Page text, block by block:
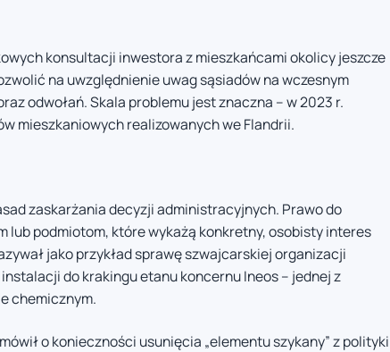
konsultacji inwestora z mieszkańcami okolicy jeszcze
na uwzględnienie uwag sąsiadów na wczesnym
odwołań. Skala problemu jest znaczna – w 2023 r.
mieszkaniowych realizowanych we Flandrii.
zaskarżania decyzji administracyjnych. Prawo do
lub podmiotom, które wykażą konkretny, osobisty interes
jako przykład sprawę szwajcarskiej organizacji
do krakingu etanu koncernu Ineos – jednej z
chemicznym.
o konieczności usunięcia „elementu szykany” z polityki